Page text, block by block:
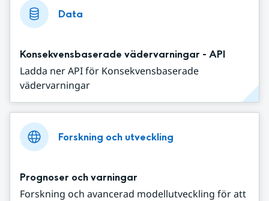
Data
Konsekvensbaserade vädervarningar - API
Ladda ner API för Konsekvensbaserade
vädervarningar
Forskning och utveckling
Prognoser och varningar
Forskning och avancerad modellutveckling för att